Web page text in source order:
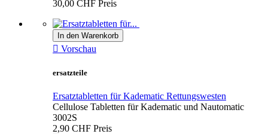
30,00 CHF Preis
In den Warenkorb
 Vorschau
ersatzteile
Ersatztabletten für Kadematic Rettungswesten
Cellulose Tabletten für Kadematic und Nautomatic
3002S
2,90 CHF Preis